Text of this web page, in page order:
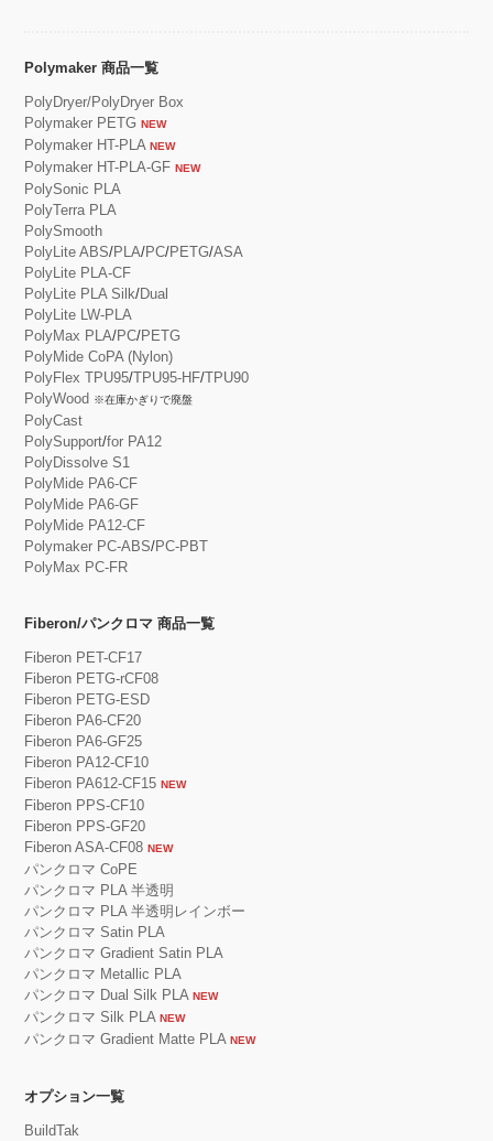
Polymaker 商品一覧
PolyDryer/PolyDryer Box
Polymaker PETG NEW
Polymaker HT-PLA NEW
Polymaker HT-PLA-GF NEW
PolySonic PLA
PolyTerra PLA
PolySmooth
PolyLite ABS/PLA/PC/PETG/ASA
PolyLite PLA-CF
PolyLite PLA Silk/Dual
PolyLite LW-PLA
PolyMax PLA/PC/PETG
PolyMide CoPA (Nylon)
PolyFlex TPU95/TPU95-HF/TPU90
PolyWood ※在庫かぎりで廃盤
PolyCast
PolySupport/for PA12
PolyDissolve S1
PolyMide PA6-CF
PolyMide PA6-GF
PolyMide PA12-CF
Polymaker PC-ABS/PC-PBT
PolyMax PC-FR
Fiberon/パンクロマ 商品一覧
Fiberon PET-CF17
Fiberon PETG-rCF08
Fiberon PETG-ESD
Fiberon PA6-CF20
Fiberon PA6-GF25
Fiberon PA12-CF10
Fiberon PA612-CF15 NEW
Fiberon PPS-CF10
Fiberon PPS-GF20
Fiberon ASA-CF08 NEW
パンクロマ CoPE
パンクロマ PLA 半透明
パンクロマ PLA 半透明レインボー
パンクロマ Satin PLA
パンクロマ Gradient Satin PLA
パンクロマ Metallic PLA
パンクロマ Dual Silk PLA NEW
パンクロマ Silk PLA NEW
パンクロマ Gradient Matte PLA NEW
オプション一覧
BuildTak